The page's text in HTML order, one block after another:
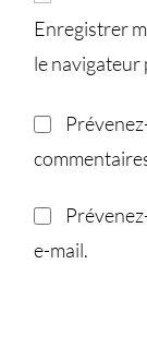
Enregistrer
le
e-mail.